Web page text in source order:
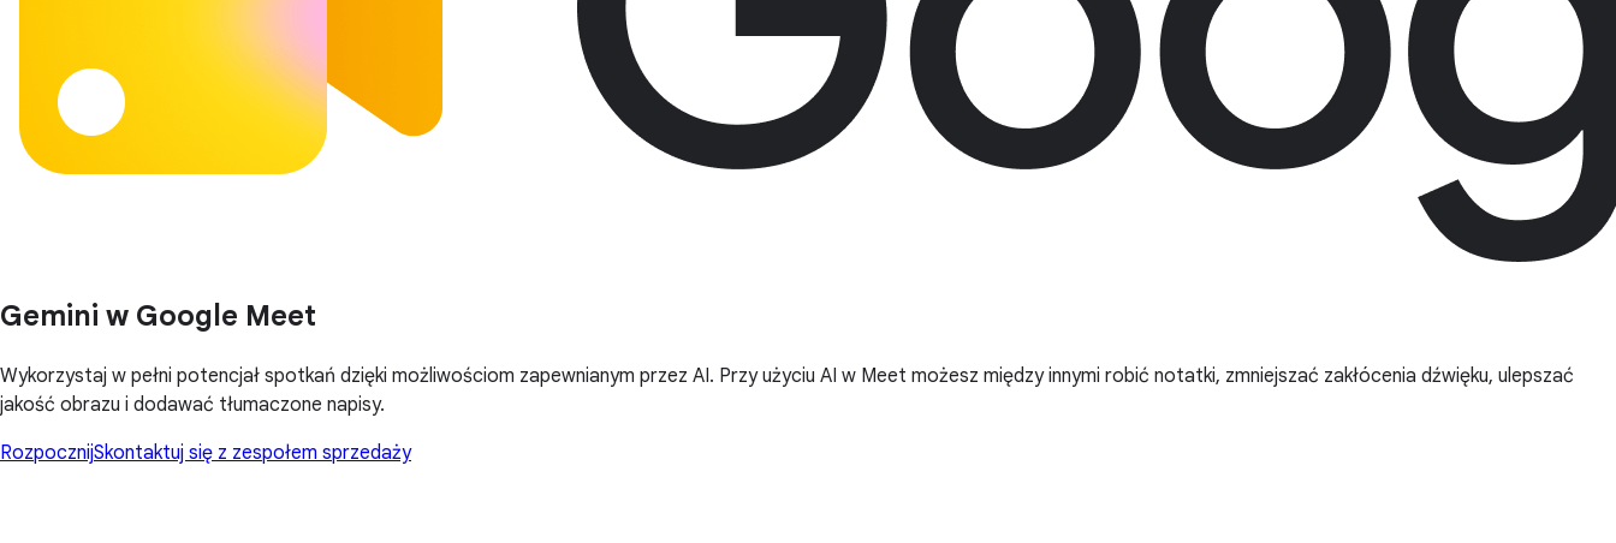
Gemini w Google Meet
Wykorzystaj w pełni potencjał spotkań dzięki możliwościom zapewnianym przez AI. Przy użyciu AI w Meet możesz między innymi robić notatki, zmniejszać zakłócenia dźwięku, ulepszać
jakość obrazu i dodawać tłumaczone napisy.
RozpocznijSkontaktuj się z zespołem sprzedaży